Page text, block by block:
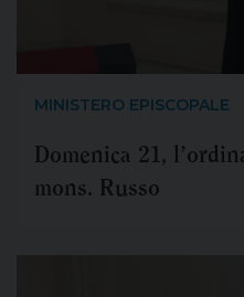
MINISTERO EPISCOPALE
Domenica 21,
mons. Russo